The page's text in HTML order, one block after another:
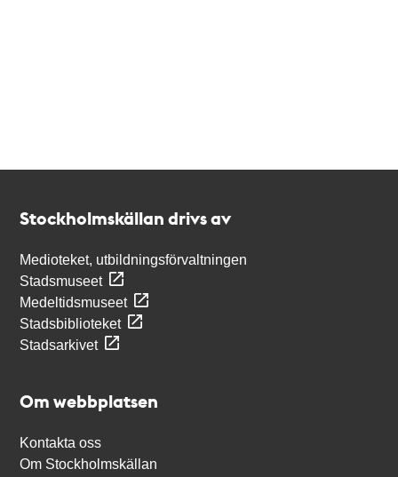
Stockholmskällan drivs av
Medioteket, utbildningsförvaltningen
Stadsmuseet
Medeltidsmuseet
Stadsbiblioteket
Stadsarkivet
Om webbplatsen
Kontakta oss
Om Stockholmskällan